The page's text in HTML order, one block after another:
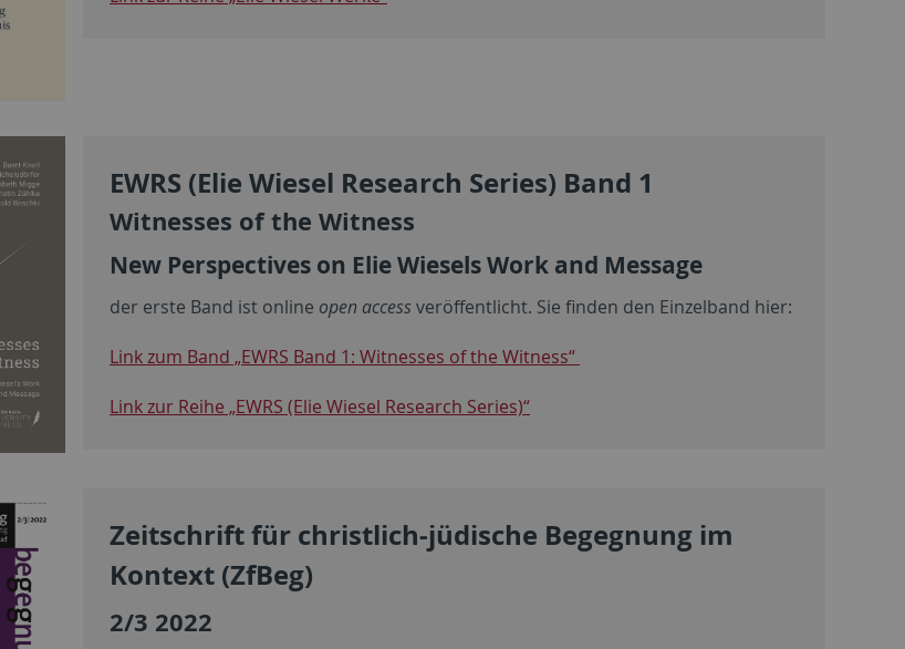
EWRS (Elie Wiesel Research Series) Band 1
Witnesses of the Witness
New Perspectives on Elie Wiesels Work and Message
der erste Band ist online open access veröffentlicht. Sie finden den Einzelband hier:
Link zum Band „EWRS Band 1: Witnesses of the Witness“
Link zur Reihe „EWRS (Elie Wiesel Research Series)“
Zeitschrift für christlich-jüdische Begegnung im
Kontext (ZfBeg)
2/3 2022